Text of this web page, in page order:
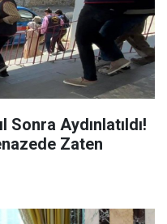
Sonra Aydınlatıldı!
Zaten